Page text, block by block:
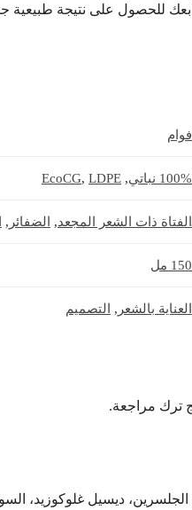
للحصول على نتيجة طبيعية
فوام
100% نباتي ,
EcoCG, LDPE
الفتاة ذات الشعر المجعد, الضفائر ,
150 مل
العناية بالشعر , التصميم
ترك مراجعة.